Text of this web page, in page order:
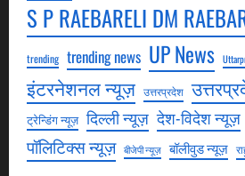
S P RAEBARELI DM
trending trending news UP News
इंटरनेशनल न्यूज़ उत्तरप्रदेश
ट्रेन्डिंग न्यूज़ दिल्ली न्यूज़ देश-विदेश न्यूज़
पॉलिटिक्स न्यूज़ बीजेपी न्यूज़ बॉलीवुड न्यूज़